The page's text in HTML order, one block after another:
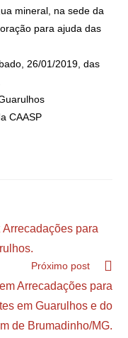
mineral, na sede da
para ajuda das
26/01/2019, das
CAASP
para
Próximo post
Arrecadações para
em Guarulhos e do
de Brumadinho/MG.